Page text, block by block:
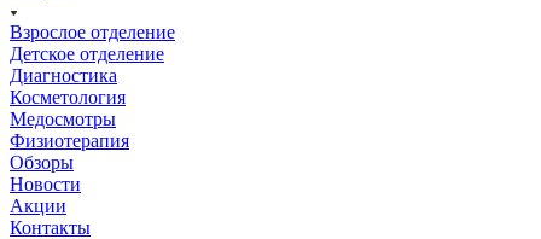
Взрослое отделение
Детское отделение
Диагностика
Косметология
Медосмотры
Физиотерапия
Обзоры
Новости
Акции
Контакты